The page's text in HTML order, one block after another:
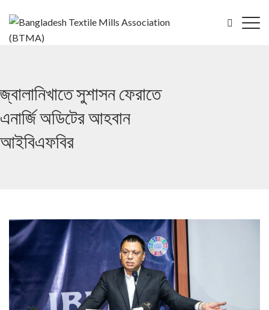
জ্বালানিখাতে সুশাসন ফেরাতে
এনার্জি অডিটের আহবান
আইবিএফবির